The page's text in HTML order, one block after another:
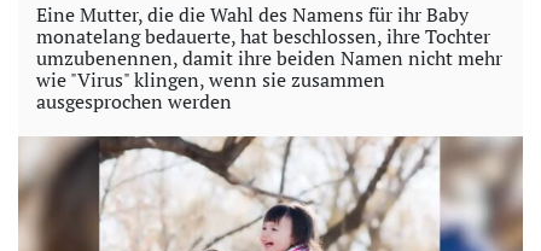
Eine Mutter, die die Wahl des Namens für ihr Baby
monatelang bedauerte, hat beschlossen, ihre Tochter
umzubenennen, damit ihre beiden Namen nicht mehr
wie "Virus" klingen, wenn sie zusammen
ausgesprochen werden